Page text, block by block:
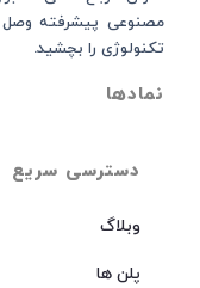
دسترسی سریع
وبلاگ
پلن ها
مصنوعی پیشرفته وصل
تکنولوژی را بچشید.
نمادها